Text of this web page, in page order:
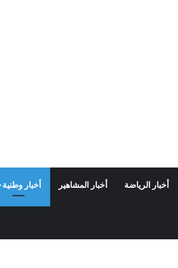
أخبار الرياضة أخبار المشاهير أخبار وطنية